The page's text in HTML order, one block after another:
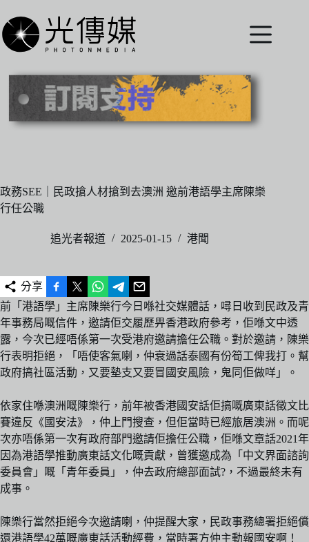
至
主
內
政務SEE｜民政搶人材搶到去澳洲 邀前港語學主席陳樂
行任公職
追光者報道 2025-01-15 港聞
分享
前「港語學」主席陳樂行今日喺社交媒體話，噚日收到民政及青
年事務局嘅信件，邀請佢交履歷畀香港政府參考，佢喺文中透
露，今次已經唔係第一次受港府邀請擔任公職。對於邀請，陳樂
行表明拒絕，「唔使客氣喇，仲衰過話泰國有份筍工俾我打。幫
政府搞社區活動，又要墊支又要冒國安風險，鬼同佢做咩」。
依家住喺澳洲嘅陳樂行，前年被香港國安話佢搞嘅廣東話徵文比
賽違反《國安法》，仲上門搜查，但佢當時已經旅居澳洲。而呢
次亦唔係第一次有政府部門邀請佢擔任公職，佢喺文章話2021年
因為港語學推動廣東話文化嘅貢獻，曾獲邀成為「中文界面諮詢
委員會」嘅「青年委員」，仲去政府總部面試?，不過最終未有
成事。
陳樂行當然拒絕今次邀請喇，仲提醒大家，民政事務總署拒絕償
還港語學42萬嘅廣東話活動經費，當時署方仲主動報國安啊！